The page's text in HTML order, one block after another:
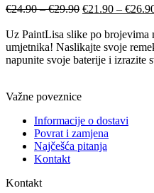
€24.90–€29.90 Original
was:
€24.90
–
€21.90 – €
Uz PaintLisa slike po brojevima
umjetnika! Naslikajte svoje
napunite svoje baterije i izrazite
Važne poveznice
Informacije o dostavi
Povrat i zamjena
Najčešća pitanja
Kontakt
Kontakt